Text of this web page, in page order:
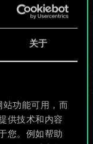
关于
功能可用，而
供技术和内容
您。例如帮助
一套
止这